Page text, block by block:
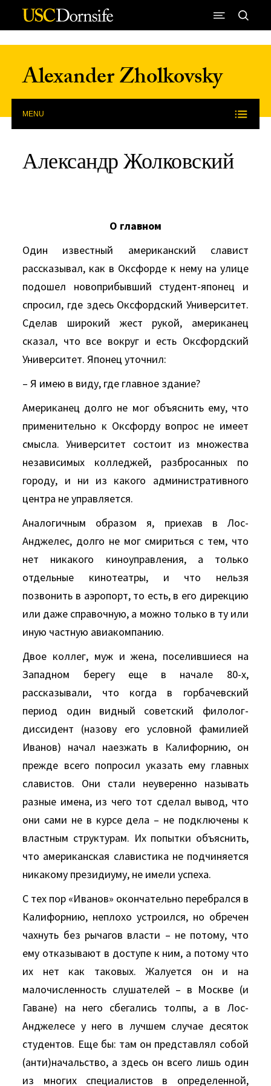
Skip to Content
Alexander Zholkovsky
MENU
Александр Жолковский
О главном
Один известный американский славист
рассказывал, как в Оксфорде к нему на улице
подошел новоприбывший студент-японец и
спросил, где здесь Оксфордский Университет.
Сделав широкий жест рукой, американец
сказал, что все вокруг и есть Оксфордский
Университет. Японец уточнил:
– Я имею в виду, где главное здание?
Американец долго не мог объяснить ему, что
применительно к Оксфорду вопрос не имеет
смысла. Университет состоит из множества
независимых колледжей, разбросанных по
городу, и ни из какого административного
центра не управляется.
Аналогичным образом я, приехав в Лос-
Анджелес, долго не мог смириться с тем, что
нет никакого киноуправления, а только
отдельные кинотеатры, и что нельзя
позвонить в аэропорт, то есть, в его дирекцию
или даже справочную, а можно только в ту или
иную частную авиакомпанию.
Двое коллег, муж и жена, поселившиеся на
Западном берегу еще в начале 80-х,
рассказывали, что когда в горбачевский
период один видный советский филолог-
диссидент (назову его условной фамилией
Иванов) начал наезжать в Калифорнию, он
прежде всего попросил указать ему главных
славистов. Они стали неуверенно называть
разные имена, из чего тот сделал вывод, что
они сами не в курсе дела – не подключены к
властным структурам. Их попытки объяснить,
что американская славистика не подчиняется
никакому президиуму, не имели успеха.
С тех пор «Иванов» окончательно перебрался в
Калифорнию, неплохо устроился, но обречен
чахнуть без рычагов власти – не потому, что
ему отказывают в доступе к ним, а потому что
их нет как таковых. Жалуется он и на
малочисленность слушателей – в Москве (и
Гаване) на него сбегались толпы, а в Лос-
Анджелесе у него в лучшем случае десяток
студентов. Еще бы: там он представлял собой
(анти)начальство, а здесь он всего лишь один
из многих специалистов в определенной,